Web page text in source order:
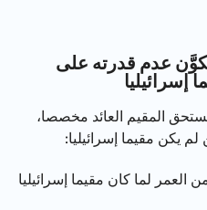
عدم قدرته على
المقيم العائد مخصصا،
يكن مقيما إسرائيليا:
يبلغ 18 عاما من العمر لما كان مقيما إسرائيليا